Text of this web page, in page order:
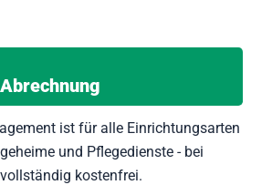
ist für alle Einrichtungsarten
und Pflegedienste - bei
kostenfrei.